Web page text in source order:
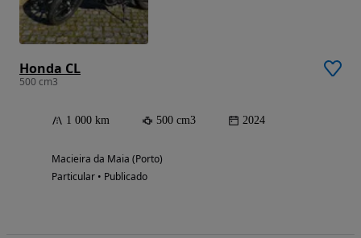
Honda CL
500 cm3
1 000 km 500 cm3 2024
Macieira da Maia (Porto)
Particular • Publicado